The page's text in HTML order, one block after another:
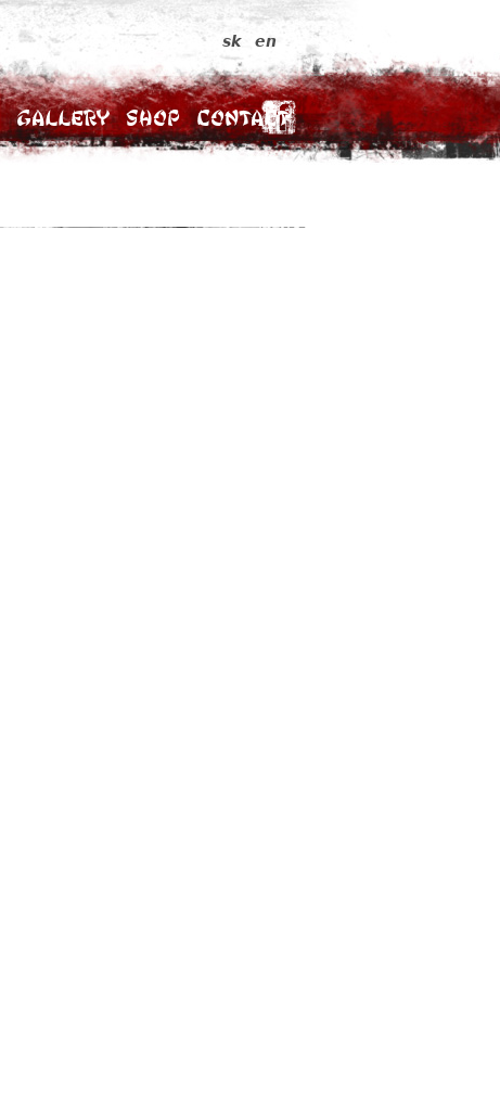
Gallery Shop Contact
sk en